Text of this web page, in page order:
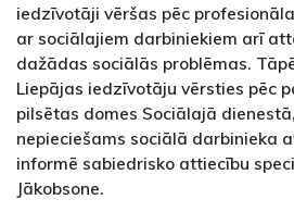
iedzīvotāji vēršas pēc
ar sociālajiem darbiniekiem arī
dažādas sociālās problēmas.
Liepājas iedzīvotāju vērsties pēc
pilsētas domes Sociālajā
nepieciešams sociālā darbinieka
informē sabiedrisko attiecību
Jākobsone.